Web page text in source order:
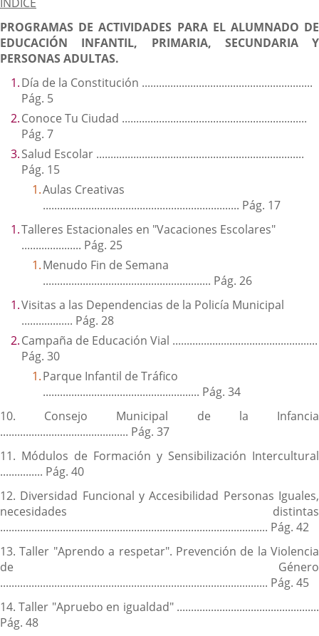
PROGRAMAS DE ACTIVIDADES PARA EL ALUMNADO DE
EDUCACIÓN INFANTIL, PRIMARIA, SECUNDARIA Y
PERSONAS ADULTAS.
Día de la Constitución ............................................................
Pág. 5
Conoce Tu Ciudad .................................................................
Pág. 7
Salud Escolar .........................................................................
Pág. 15
Aulas Creativas
..................................................................... Pág. 17
Talleres Estacionales en "Vacaciones Escolares"
..................... Pág. 25
Menudo Fin de Semana
........................................................... Pág. 26
Visitas a las Dependencias de la Policía Municipal
.................. Pág. 28
Campaña de Educación Vial ...................................................
Pág. 30
Parque Infantil de Tráfico
....................................................... Pág. 34
10. Consejo Municipal de la Infancia
............................................. Pág. 37
11. Módulos de Formación y Sensibilización Intercultural
............... Pág. 40
12. Diversidad Funcional y Accesibilidad Personas Iguales,
necesidades distintas
.............................................................................................. Pág. 42
13. Taller "Aprendo a respetar". Prevención de la Violencia
de Género
.............................................................................................. Pág. 45
14. Taller "Apruebo en igualdad" ..................................................
Pág. 48